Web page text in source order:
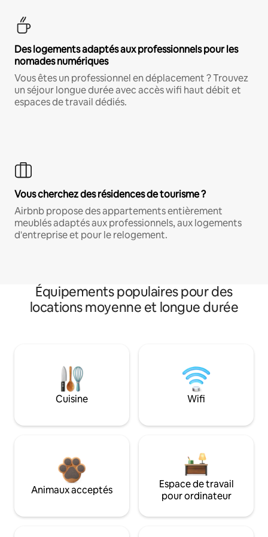
Des logements adaptés aux professionnels pour les
nomades numériques
Vous êtes un professionnel en déplacement ? Trouvez
un séjour longue durée avec accès wifi haut débit et
espaces de travail dédiés.
Vous cherchez des résidences de tourisme ?
Airbnb propose des appartements entièrement
meublés adaptés aux professionnels, aux logements
d'entreprise et pour le relogement.
Équipements populaires pour des
locations moyenne et longue durée
Cuisine Wifi
Animaux acceptés
Espace de travail
pour ordinateur